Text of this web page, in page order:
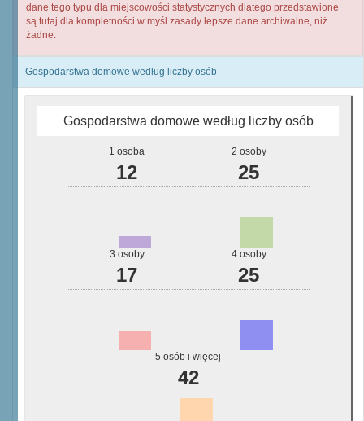
dane tego typu dla miejscowości statystycznych dlatego przedstawione
są tutaj dla kompletności w myśl zasady lepsze dane archiwalne, niż
żadne.
Gospodarstwa domowe według liczby osób
Gospodarstwa domowe według liczby osób
1 osoba
12
2 osoby
25
3 osoby
17
4 osoby
25
5 osób i więcej
42